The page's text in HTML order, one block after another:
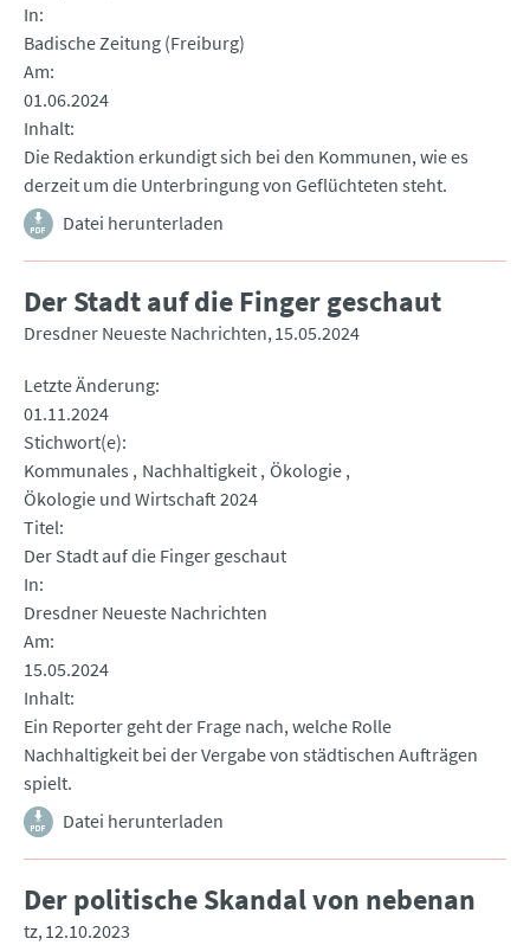
In
Badische Zeitung (Freiburg)
Am
01.06.2024
Inhalt
Die Redaktion erkundigt sich bei den Kommunen, wie es
derzeit um die Unterbringung von Geflüchteten steht.
Datei herunterladen
Der Stadt auf die Finger geschaut
Dresdner Neueste Nachrichten 15.05.2024
Letzte Änderung
01.11.2024
Stichwort(e)
Kommunales
Nachhaltigkeit Ökologie
Ökologie und Wirtschaft 2024
Titel
Der Stadt auf die Finger geschaut
In
Dresdner Neueste Nachrichten
Am
15.05.2024
Inhalt
Ein Reporter geht der Frage nach, welche Rolle
Nachhaltigkeit bei der Vergabe von städtischen Aufträgen
spielt.
Datei herunterladen
Der politische Skandal von nebenan
tz 12.10.2023